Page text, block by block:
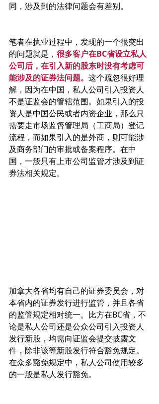
同，涉及到的法律问题会有差别。
笔者在执业过程中，发现的一个很突出
的问题就是， 很多客户在BC省设立私人
公司后，在引入新的股东时没有考虑可
能涉及的证券法问题。 这个疏忽很好理
解，因为在中国，私人公司引入投资人
不是证监会的管辖范围。如果引入的投
资人是中国公民或者内资企业，那么只
需要走市场监督管理局（工商局）登记
流程，而如果引入的是外商，则可能涉
及商务部门的审批或备案程序。在中
国，一般只有上市公司监管才涉及到证
券法相关规定。
加拿大各省均有自己的证券委员会，对
本省内的证券发行进行监管，并且各省
的监管规定相对统一。比方在BC省，不
论是私人公司还是公众公司引入投资人
发行新股，均需向证监会提交披露文
件，除非该等新股发行符合豁免规定。
在众多豁免规定中，私人公司使用较多
的一般是私人发行豁免。